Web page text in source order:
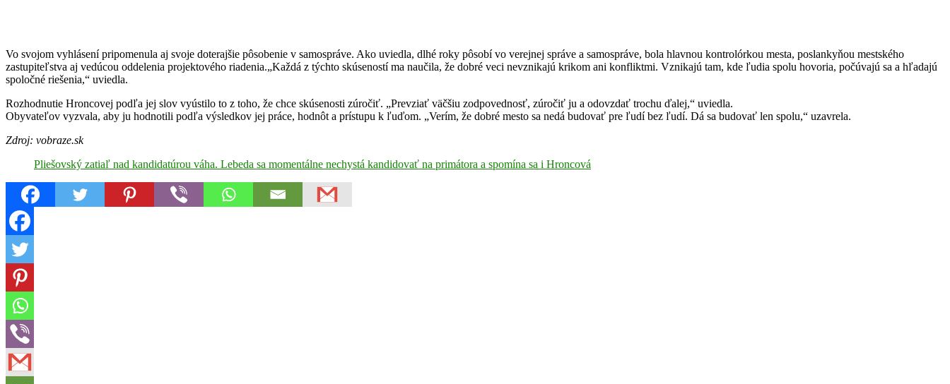
Vo svojom vyhlásení pripomenula aj svoje doterajšie pôsobenie v samospráve. Ako uviedla, dlhé roky pôsobí vo verejnej správe a samospráve, bola hlavnou kontrolórkou mesta, poslankyňou mestského
zastupiteľstva aj vedúcou oddelenia projektového riadenia.„Každá z týchto skúseností ma naučila, že dobré veci nevznikajú krikom ani konfliktmi. Vznikajú tam, kde ľudia spolu hovoria, počúvajú sa a hľadajú
spoločné riešenia,“ uviedla.
Rozhodnutie Hroncovej podľa jej slov vyústilo to z toho, že chce skúsenosti zúročiť. „Prevziať väčšiu zodpovednosť, zúročiť ju a odovzdať trochu ďalej,“ uviedla.
Obyvateľov vyzvala, aby ju hodnotili podľa výsledkov jej práce, hodnôt a prístupu k ľuďom. „Verím, že dobré mesto sa nedá budovať pre ľudí bez ľudí. Dá sa budovať len spolu,“ uzavrela.
Zdroj: vobraze.sk
Pliešovský zatiaľ nad kandidatúrou váha. Lebeda sa momentálne nechystá kandidovať na primátora a spomína sa i Hroncová